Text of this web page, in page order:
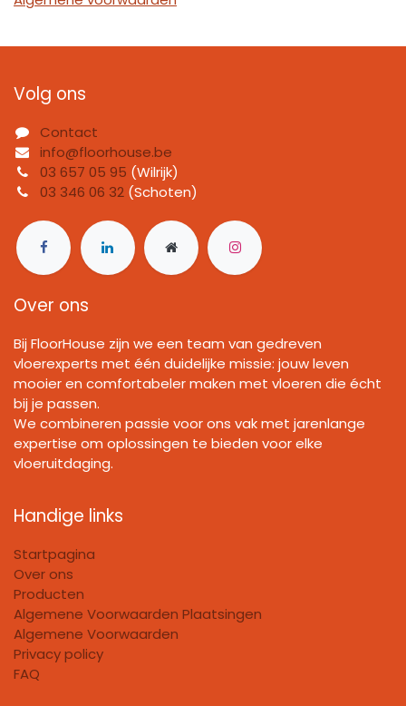
Volg ons
Contact
info@floorhouse.be
03 657 05 95 (Wilrijk)
03 346 06 32 (Schoten)
Over ons
Bij FloorHouse zijn we een team van gedreven
vloerexperts met één duidelijke missie: jouw leven
mooier en comfortabeler maken met vloeren die écht
bij je passen.
We combineren passie voor ons vak met jarenlange
expertise om oplossingen te bieden voor elke
vloeruitdaging.
Handige links
Startpagina
Over ons
Producten
Algemene Voorwaarden Plaatsingen
Algemene Voorwaarden
Privacy policy
FAQ